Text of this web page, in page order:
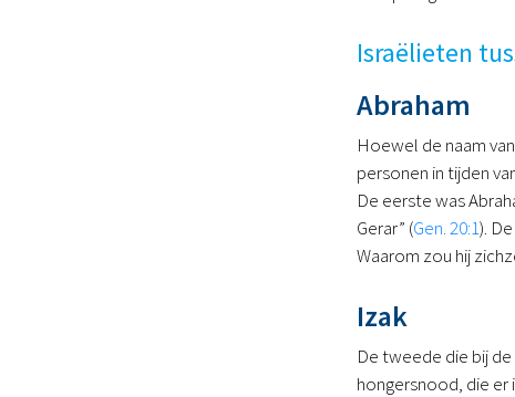
Israëlieten
Abraham
Hoewel de naam
personen in tijden
De eerste was
Gerar” (Gen. 20:1).
Waarom zou hij
Izak
De tweede die bij
hongersnood, die er